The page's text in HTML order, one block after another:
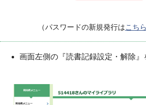
（パスワードの新規発行はこちら
画面左側の『読書記録設定・解除』